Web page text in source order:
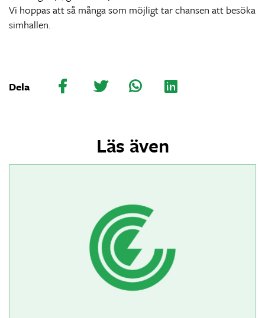
Vi hoppas att så många som möjligt tar chansen att besöka
simhallen.
Dela
Läs även